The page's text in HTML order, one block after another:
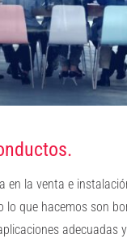
en la venta e
que hacemos son
adecuadas